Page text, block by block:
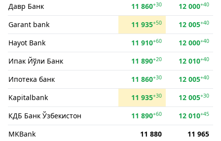
Давр Банк 11 860+30 12 000+40
Garant bank 11 935+50 12 005+40
Hayot Bank 11 910+60 12 000+40
Ипак Йўли Банк 11 890+20 12 010+40
Ипотека банк 11 860+30 12 005+40
Kapitalbank 11 935+30 12 005+30
КДБ Банк Ўзбекистон 11 890+60 12 010+45
MKBank 11 880
11 965